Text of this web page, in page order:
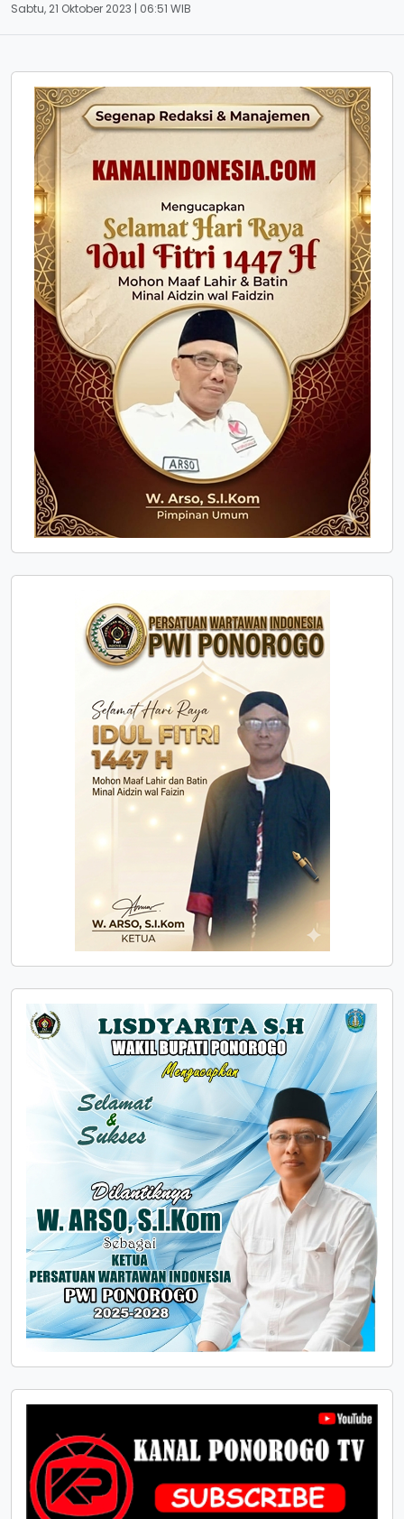
Sabtu, 21 Oktober 2023 | 06:51 WIB